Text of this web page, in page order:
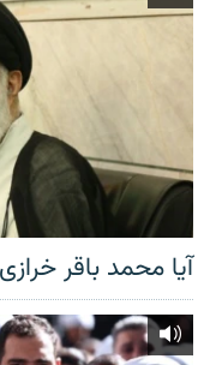
آیا محمد باقر